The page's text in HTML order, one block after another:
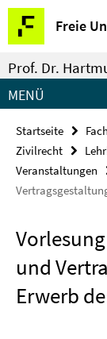
Springe
direkt
zu
Inhalt
Freie
Service-
Navigation
Prof. Dr.
MENÜ
Startseite
Zivilrecht
Veranstaltungen
und
Erwerb